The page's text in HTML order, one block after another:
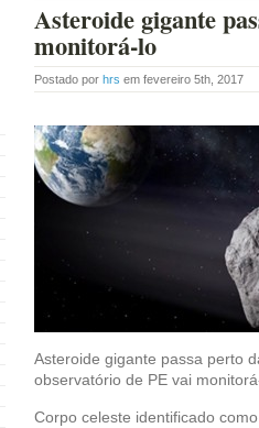
Asteroide gigante
monitorá-lo
Postado por hrs em fevereiro 5th, 2017
Asteroide gigante passa perto
observatório de PE vai
Corpo celeste identificado